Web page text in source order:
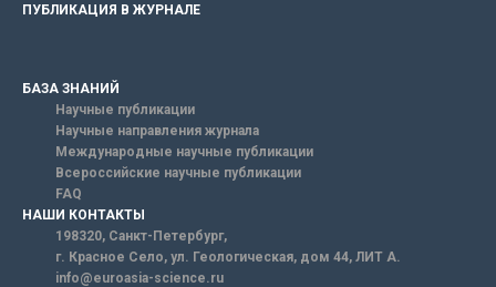
ПУБЛИКАЦИЯ В ЖУРНАЛЕ
БАЗА ЗНАНИЙ
Научные публикации
Научные направления журнала
Международные научные публикации
Всероссийские научные публикации
FAQ
НАШИ КОНТАКТЫ
198320, Санкт-Петербург,
г. Красное Село, ул. Геологическая, дом 44, ЛИТ А.
info@euroasia-science.ru